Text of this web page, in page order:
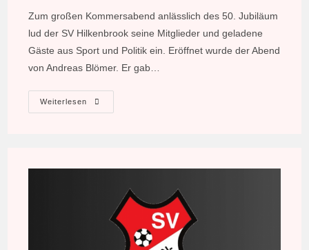
Zum großen Kommersabend anlässlich des 50. Jubiläum
lud der SV Hilkenbrook seine Mitglieder und geladene
Gäste aus Sport und Politik ein. Eröffnet wurde der Abend
von Andreas Blömer. Er gab…
Weiterlesen
Jubiläumsfeier
Des